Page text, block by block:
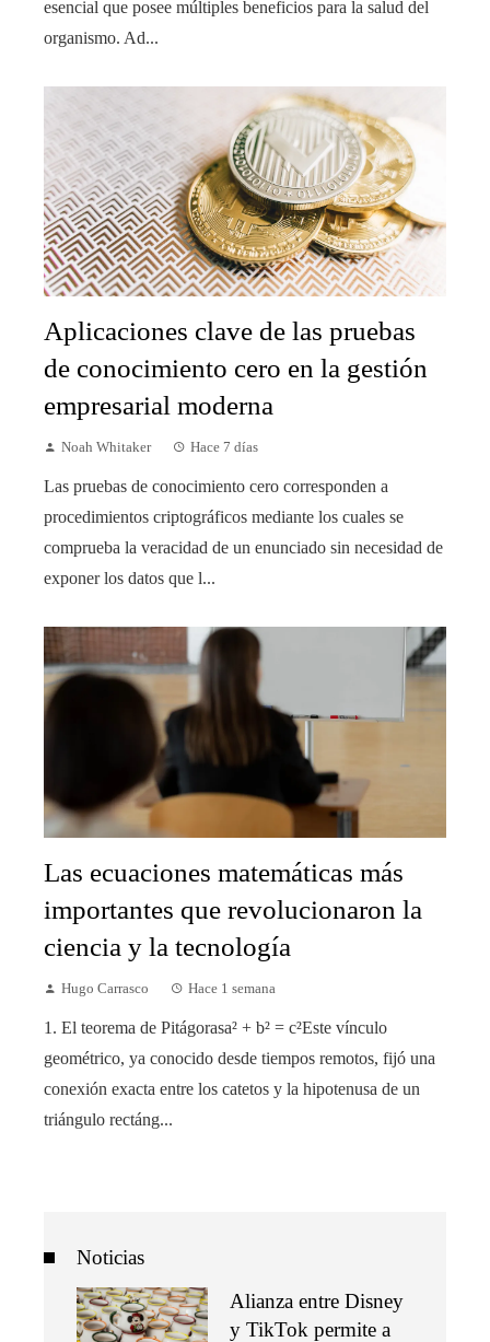
esencial que posee múltiples beneficios para la salud del
organismo. Ad...
Aplicaciones clave de las pruebas
de conocimiento cero en la gestión
empresarial moderna
Noah Whitaker Hace 7 días
Las pruebas de conocimiento cero corresponden a
procedimientos criptográficos mediante los cuales se
comprueba la veracidad de un enunciado sin necesidad de
exponer los datos que l...
Las ecuaciones matemáticas más
importantes que revolucionaron la
ciencia y la tecnología
Hugo Carrasco Hace 1 semana
1. El teorema de Pitágorasa² + b² = c²Este vínculo
geométrico, ya conocido desde tiempos remotos, fijó una
conexión exacta entre los catetos y la hipotenusa de un
triángulo rectáng...
Noticias
Alianza entre Disney
y TikTok permite a